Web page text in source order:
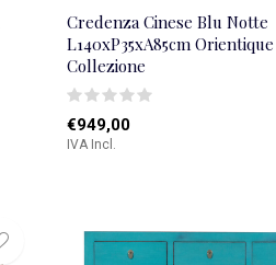
Credenza Cinese Blu Notte
L140xP35xA85cm Orientique
Collezione
€949,00
IVA Incl.